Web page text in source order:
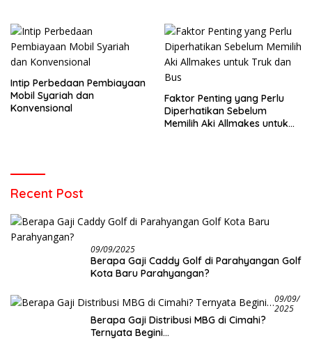
Intip Perbedaan Pembiayaan
Mobil Syariah dan
Konvensional
Faktor Penting yang Perlu
Diperhatikan Sebelum
Memilih Aki Allmakes untuk
Recent Post
09/09/2025
Berapa Gaji Caddy Golf di Parahyangan Golf
Kota Baru Parahyangan?
09/09/
2025
Berapa Gaji Distribusi MBG di Cimahi?
Ternyata Begini…